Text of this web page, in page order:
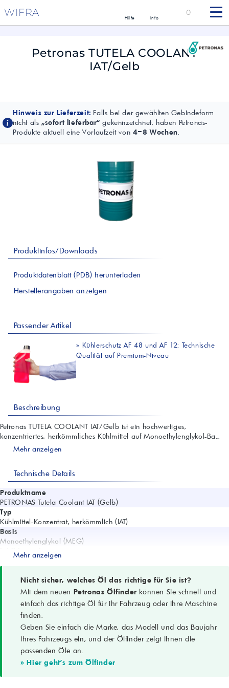
WIFRA Hilfe Info
0
Petronas TUTELA COOLANT
IAT/Gelb
Hinweis zur Lieferzeit: Falls bei der gewählten Gebindeform
nicht als „sofort lieferbar“ gekennzeichnet, haben Petronas-
Produkte aktuell eine Vorlaufzeit von 4–8 Wochen.
Produktinfos/Downloads
Produktdatenblatt (PDB) herunterladen
Herstellerangaben anzeigen
Passender Artikel
» Kühlerschutz AF 48 und AF 12: Technische
Qualität auf Premium-Niveau
Beschreibung
Petronas TUTELA COOLANT IAT/Gelb ist ein hochwertiges,
konzentriertes, herkömmliches Kühlmittel auf Monoethylenglykol-Ba...
Mehr anzeigen
Technische Details
Produktname
PETRONAS Tutela Coolant IAT (Gelb)
Typ
Kühlmittel-Konzentrat, herkömmlich (IAT)
Basis
Monoethylenglykol (MEG)
Inhibitorpaket
Nitrite, Borate, Silikate
Frei von
Phosphaten, Aminen
Einsatzbereiche
Pkw, Nutzfahrzeuge, Geländemaschinen; Kühlsysteme von
Schwerlastmotoren
Schutzfunktionen
Überhitzung, Frost, Korrosion
Frostschutz (50 Vol.% + Wasser, 1 bar)
bis −38 °C
Siedeschutz (50 Vol.% + Wasser, 1 bar)
Mehr anzeigen
Nicht sicher, welches Öl das richtige für Sie ist?
Mit dem neuen Petronas Ölfinder können Sie schnell und
einfach das richtige Öl für Ihr Fahrzeug oder Ihre Maschine
finden.
Geben Sie einfach die Marke, das Modell und das Baujahr
Ihres Fahrzeugs ein, und der Ölfinder zeigt Ihnen die
passenden Öle an.
» Hier geht's zum Ölfinder